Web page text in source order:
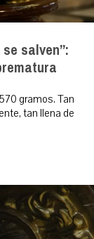
salven”:
gramos. Tan
tan llena de